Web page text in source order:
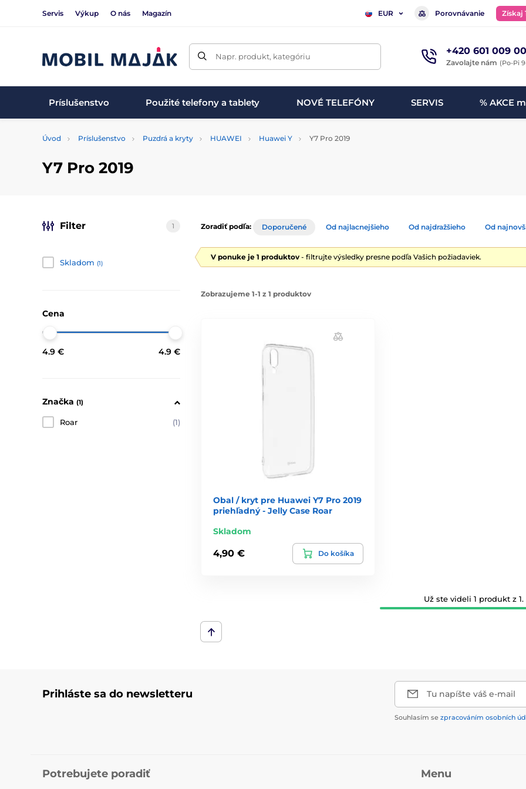
Servis Výkup O nás Magazín EUR Porovnávanie Získaj
Napr. produkt, kategóriu +420 601 009
Zavolajte nám (Po-Pi
Príslušenstvo Použité telefony a tablety NOVÉ TELEFÓNY SERVIS % AKCE
Úvod Príslušenstvo Puzdrá a kryty HUAWEI Huawei Y Y7 Pro 2019
Y7 Pro 2019
Filter 1
Skladom (1)
Cena
4.9 € 4.9 €
Značka (1)
Roar (1)
Zoradiť podľa: Doporučené Od najlacnejšieho Od najdražšieho Od
V ponuke je 1 produktov - filtrujte výsledky presne podľa Vašich požiadaviek.
Zobrazujeme 1-1 z 1 produktov
Obal / kryt pre Huawei Y7 Pro 2019
priehľadný - Jelly Case Roar
Skladom
4,90 € Do košíka
Už ste videli 1 produkt z 1.
Prihláste sa do newsletteru Tu napíšte váš e-mail
Souhlasím se zpracováním osobních
Potrebujete poradiť Menu